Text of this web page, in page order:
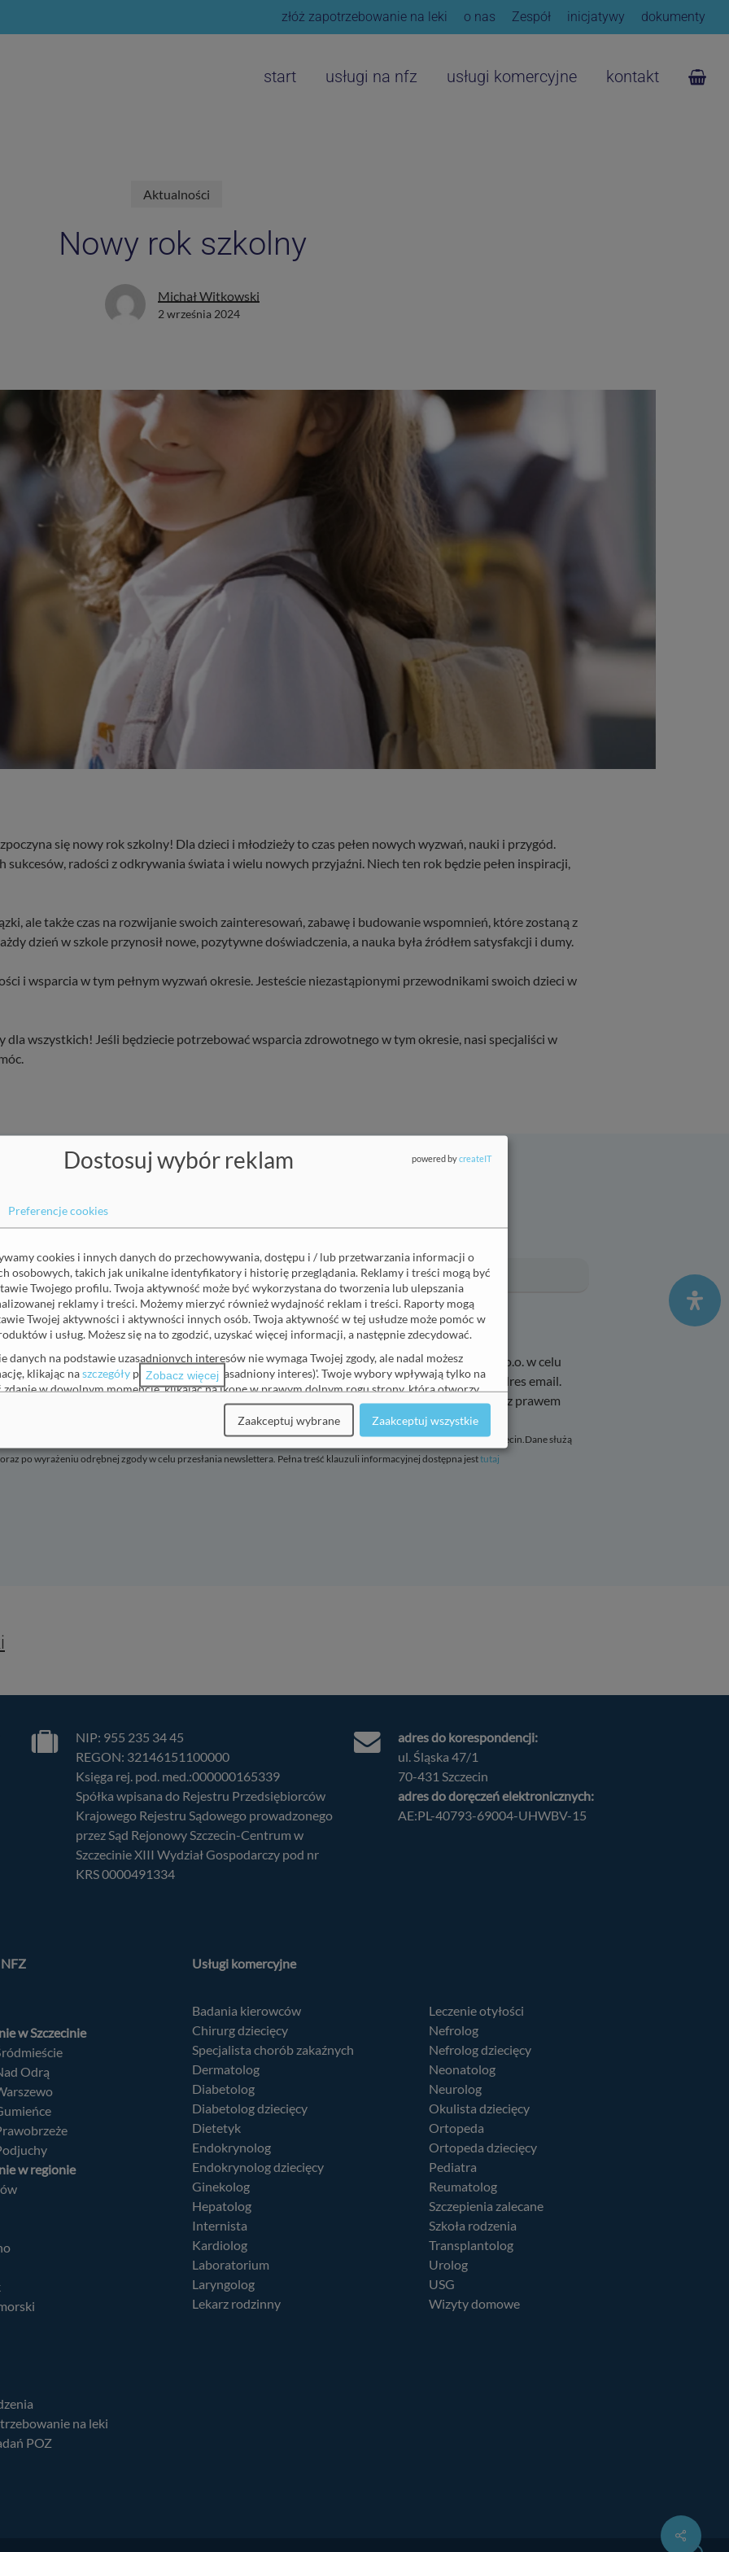
złóż zapotrzebowanie na leki o nas Zespół inicjatywy dokumenty
start usługi na nfz usługi komercyjne kontakt
Aktualności
Nowy rok szkolny
Michał Witkowski
2 września 2024
się nowy rok szkolny! Dla dzieci i młodzieży to czas pełen nowych wyzwań, nauki i przygód.
sukcesów, radości z odkrywania świata i wielu nowych przyjaźni. Niech ten rok będzie pełen inspiracji,
ale także czas na rozwijanie swoich zainteresowań, zabawę i budowanie wspomnień, które zostaną z
dzień w szkole przynosił nowe, pozytywne doświadczenia, a nauka była źródłem satysfakcji i dumy.
i wsparcia w tym pełnym wyzwań okresie. Jesteście niezastąpionymi przewodnikami swoich dzieci w
dla wszystkich! Jeśli będziecie potrzebować wsparcia zdrowotnego w tym okresie, nasi specjaliści w
się do naszego newslettera
Zgoda na otrzymywanie informacji marketingowych(wymagane)
moich danych osobowych: adres email, imię i nazwisko przez Balticmed Przychodnia Sp. z o.o. w celu
z informacjami o usługach zdrowotnych, nowościach i wydarzeniach na podany adres email.
prawo w dowolnym momencie wycofać zgodę. Wycofanie zgody nie wpływa na zgodność z prawem
którego dokonano na podstawie zgody przed jej wycofaniem.
po wyrażeniu odrębnej zgody w celu przesłania newslettera. Pełna treść klauzuli informacyjnej dostępna jesttutaj
NIP: 955 235 34 45
REGON: 32146151100000
Księga rej. pod. med.:000000165339
Spółka wpisana do Rejestru Przedsiębiorców
Krajowego Rejestru Sądowego prowadzonego
przez Sąd Rejonowy Szczecin-Centrum w
Szczecinie XIII Wydział Gospodarczy pod nr
KRS 0000491334
adres do korespondencji:
ul. Śląska 47/1
70-431 Szczecin
adres do doręczeń elektronicznych:
AE:PL-40793-69004-UHWBV-15
Share
NFZ
w Szczecinie
Odrą
w regionie
na leki
POZ
Usługi komercyjne
Badania kierowców
Chirurg dziecięcy
Specjalista chorób zakaźnych
Dermatolog
Diabetolog
Diabetolog dziecięcy
Dietetyk
Endokrynolog
Endokrynolog dziecięcy
Ginekolog
Hepatolog
Internista
Kardiolog
Laboratorium
Laryngolog
Lekarz rodzinny
Leczenie otyłości
Nefrolog
Nefrolog dziecięcy
Neonatolog
Neurolog
Okulista dziecięcy
Ortopeda
Ortopeda dziecięcy
Pediatra
Reumatolog
Szczepienia zalecane
Szkoła rodzenia
Transplantolog
Urolog
USG
Wizyty domowe
Dostosuj wybór reklam
Preferencje cookies
cookies i innych danych do przechowywania, dostępu i / lub przetwarzania informacji o
osobowych, takich jak unikalne identyfikatory i historię przeglądania. Reklamy i treści mogą być
Twojego profilu. Twoja aktywność może być wykorzystana do tworzenia lub ulepszania
reklamy i treści. Możemy mierzyć również wydajność reklam i treści. Raporty mogą
Twojej aktywności i aktywności innych osób. Twoja aktywność w tej usłudze może pomóc w
i usług. Możesz się na to zgodzić, uzyskać więcej informacji, a następnie zdecydować.
danych na podstawie uzasadnionych interesów nie wymaga Twojej zgody, ale nadal możesz
klikając naszczegóły pod 'Partnerzy (uzasadniony interes)'. Twoje wybory wpływają tylko na
zdanie w dowolnym momencie, klikając na ikonę w prawym dolnym rogu strony, która otworzy
prosimy o zapoznanie się z naszą
polityka prywatności.
Zobacz więcej
Zaakceptuj wybrane Zaakceptuj wszystkie
powered bycreateIT